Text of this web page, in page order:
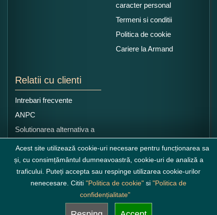
caracter personal
Termeni si conditii
Politica de cookie
Cariere la Armand
Relatii cu clienti
Intrebari frecvente
ANPC
Solutionarea alternativa a
litigiilor
Acest site utilizează cookie-uri necesare pentru funcționarea sa
și, cu consimțământul dumneavoastră, cookie-uri de analiză a
traficului. Puteți accepta sau respinge utilizarea cookie-urilor
nenecesare. Cititi "Politica de cookie" si "Politica de
confidențialitate"